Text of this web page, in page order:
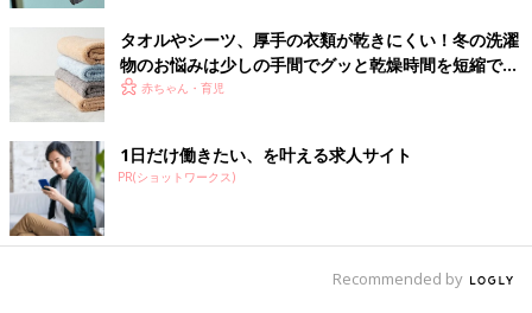
タオルやシーツ、厚手の衣類が乾きにくい！冬の洗濯
物のお悩みは少しの手間でグッと乾燥時間を短縮でき
る！赤ちゃん・育児
1日だけ働きたい、を叶える求人サイト
PR(ショットワークス)
Recommended by